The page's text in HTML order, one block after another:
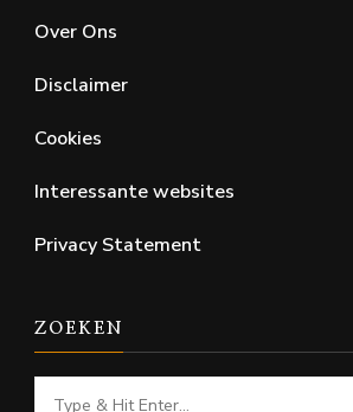
Over Ons
Disclaimer
Cookies
Interessante websites
Privacy Statement
ZOEKEN
Looking